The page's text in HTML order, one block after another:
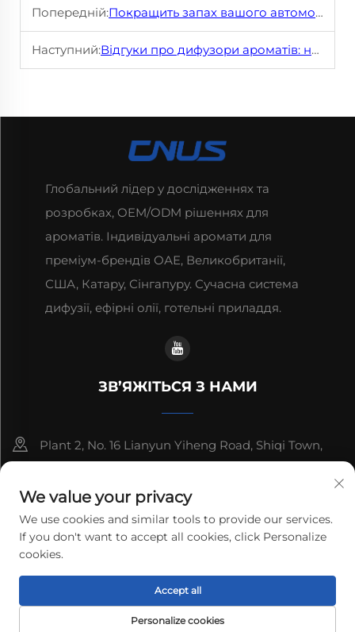
Попередній:Покращить запах вашого автомобіля: переваги безводних дифузерів
Наступний:Відгуки про дифузори ароматів: найкращі варіанти для створення унікального домашнього аромату
Глобальний лідер у дослідженнях та
розробках, OEM/ODM рішеннях для
ароматів. Індивідуальні аромати для
преміум-брендів ОАЕ, Великобританії,
США, Катару, Сінгапуру. Сучасна система
дифузії, ефірні олії, готельні приладдя.
ЗВ’ЯЖІТЬСЯ З НАМИ
Plant 2, No. 16 Lianyun Yiheng Road, Shiqi Town,
+86-13192436782
[email protected]
Copyright © 2025 cnus tech (guangdong) co.,ltd. All rights
reserved. Політика конфіденційності
We value your privacy
We use cookies and similar tools to provide our services.
If you don't want to accept all cookies, click Personalize
cookies.
Personalize cookies
Accept all